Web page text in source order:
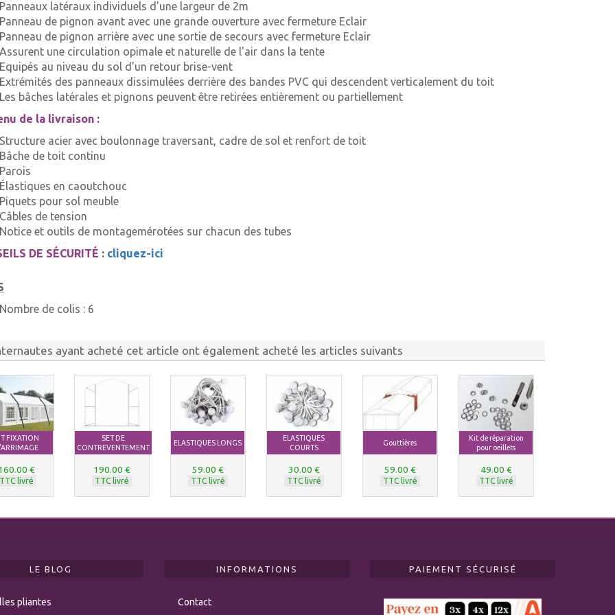
Panneaux latéraux individuels d'une largeur de 2m
Panneau de pignon avant avec une grande ouverture avec fermeture Eclair
Panneau de pignon arrière avec une sortie de secours avec fermeture Eclair
Assurent une circulation opimale et naturelle de l'air dans la tente
Equipés au niveau du sol d'un retour brise-vent
Extrémités des panneaux dissimulées derrière des bandes PVC qui descendent verticalement du toit
Les bâches latérales et pignons peuvent être retirées entièrement ou partiellement
de la livraison :
Structure acier avec boulonnage traversant, cadre de sol et renfort de toit
Bâche de toit continu
Parois
Élastiques en caoutchouc
Piquets pour sol meuble
Câbles de tension
Notice et outils de montagemérotées sur chacun des tubes
DE SÉCURITÉ : cliquez-ici
Nombre de colis : 6
ayant acheté cet article ont également acheté les articles suivants
FIXATION
€
TTC livré
SET DE
CONTREVENTEMENT
190.00 €
TTC livré
ELASTIQUES LONGS
59.00 €
TTC livré
ELASTIQUES
COURTS
30.00 €
TTC livré
Gouttières
59.00 €
TTC livré
Kit de réparation
pour oeillets
49.00 €
TTC livré
LE BLOG
pliantes
INFORMATIONS
Contact
PAIEMENT SÉCURISÉ